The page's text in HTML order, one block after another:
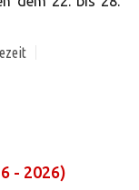
- 2026)